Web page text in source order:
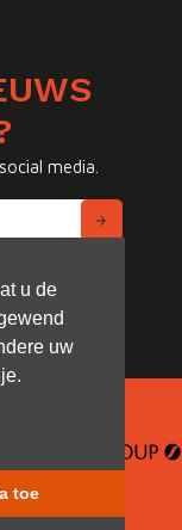
u de
uw
toe
media.